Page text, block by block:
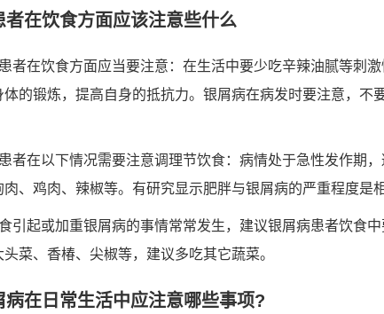
者在饮食方面应该注意些什么
者在饮食方面应当要注意：在生活中要少吃辛辣油腻等刺
的锻炼，提高自身的抵抗力。银屑病在病发时要注意，不
者在以下情况需要注意调理节饮食：病情处于急性发作期
、鸡肉、辣椒等。有研究显示肥胖与银屑病的严重程度是相
引起或加重银屑病的事情常常发生，建议银屑病患者饮食
菜、香椿、尖椒等，建议多吃其它蔬菜。
病在日常生活中应注意哪些事项?